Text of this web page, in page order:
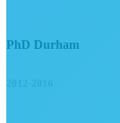
PhD Durham